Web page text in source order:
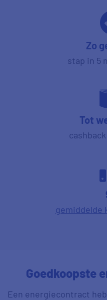
Zo
stap in 5
Tot
gemiddelde
Goedkoopste
Een energiecontract